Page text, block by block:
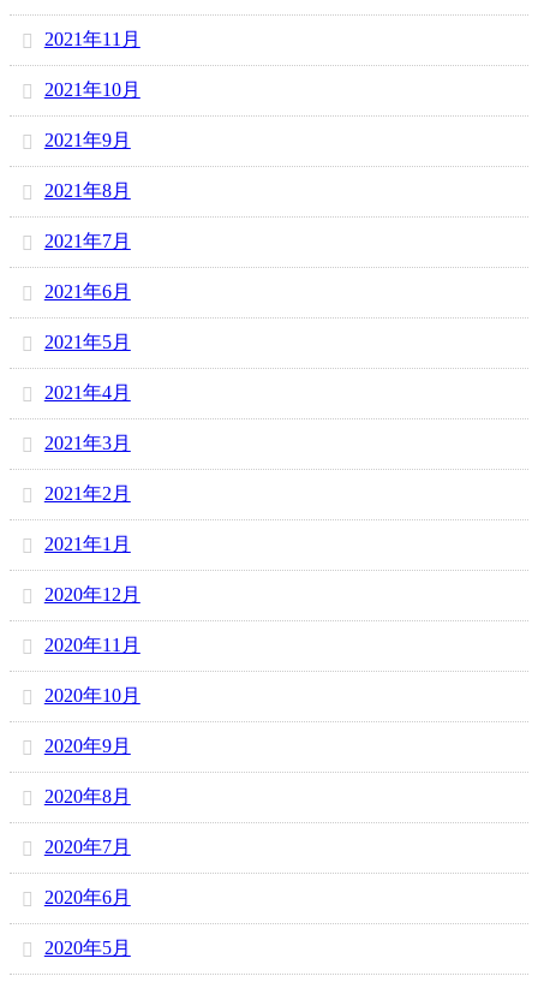
2021年11月
2021年10月
2021年9月
2021年8月
2021年7月
2021年6月
2021年5月
2021年4月
2021年3月
2021年2月
2021年1月
2020年12月
2020年11月
2020年10月
2020年9月
2020年8月
2020年7月
2020年6月
2020年5月